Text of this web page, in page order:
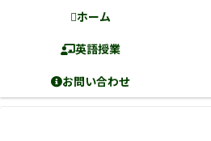
ホーム
英語授業
お問い合わせ